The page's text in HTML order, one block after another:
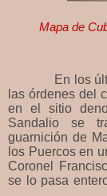
Mapa de
En los
las órdenes del
en el sitio
Sandalio se
guarnición de
los Puercos en
Coronel
se lo pasa